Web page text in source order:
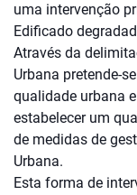
uma intervenção
Edificado
Através da
Urbana pretende-
qualidade urbana
estabelecer um
de medidas de
Urbana.
Esta forma de